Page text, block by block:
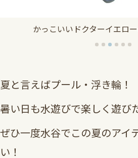
かっこいいドクターイエロ
夏と言えばプール・浮き輪！
暑い日も水遊びで楽しく遊び
ぜひ一度水谷でこの夏のアイ
い！